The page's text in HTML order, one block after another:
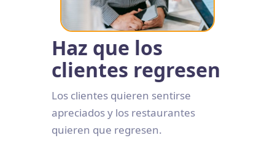
Haz que los
clientes regresen
Los clientes quieren sentirse
apreciados y los restaurantes
quieren que regresen.